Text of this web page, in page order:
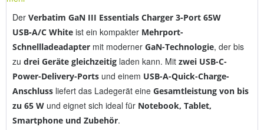
Der Verbatim GaN III Essentials Charger 3‑Port 65W
USB‑A/C White ist ein kompakter Mehrport-
Schnellladeadapter mit moderner GaN-Technologie, der bis
zu drei Geräte gleichzeitig laden kann. Mit zwei USB-C-
Power-Delivery-Ports und einem USB-A-Quick-Charge-
Anschluss liefert das Ladegerät eine Gesamtleistung von bis
zu 65 W und eignet sich ideal für Notebook, Tablet,
Smartphone und Zubehör.